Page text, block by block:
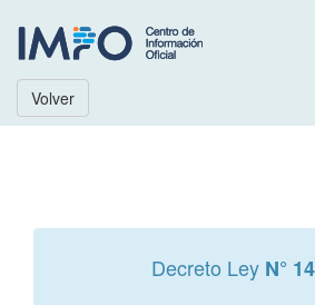
Volver
Decreto Ley N°